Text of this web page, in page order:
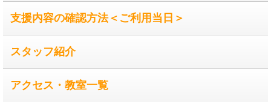
支援内容の確認方法＜ご利用当日＞
スタッフ紹介
アクセス・教室一覧